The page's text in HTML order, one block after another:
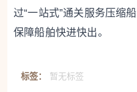
过“一站式”通关服务压缩
保障船舶快进快出。
标签： 暂无标签